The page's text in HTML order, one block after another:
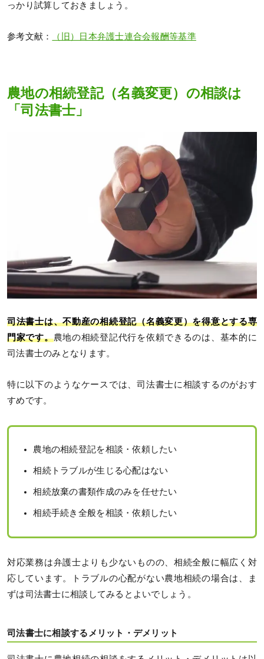
っかり試算しておきましょう。
参考文献： （旧）日本弁護士連合会報酬等基準
農地の相続登記（名義変更）の相談は
「司法書士」
司法書士は、不動産の相続登記（名義変更）を得意とする専
門家です。農地の相続登記代行を依頼できるのは、基本的に
司法書士のみとなります。
特に以下のようなケースでは、司法書士に相談するのがおす
すめです。
農地の相続登記を相談・依頼したい
相続トラブルが生じる心配はない
相続放棄の書類作成のみを任せたい
相続手続き全般を相談・依頼したい
対応業務は弁護士よりも少ないものの、相続全般に幅広く対
応しています。トラブルの心配がない農地相続の場合は、ま
ずは司法書士に相談してみるとよいでしょう。
司法書士に相談するメリット・デメリット